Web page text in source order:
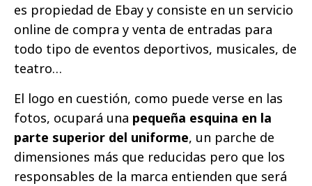
es propiedad de Ebay y consiste en un servicio
online de compra y venta de entradas para
todo tipo de eventos deportivos, musicales, de
teatro…
El logo en cuestión, como puede verse en las
fotos, ocupará una pequeña esquina en la
parte superior del uniforme, un parche de
dimensiones más que reducidas pero que los
responsables de la marca entienden que será